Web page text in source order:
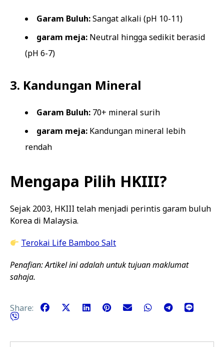
Garam Buluh:Sangat alkali (pH 10-11)
garam meja: Neutral hingga sedikit berasid
(pH 6-7)
3. Kandungan Mineral
Garam Buluh: 70+ mineral surih
garam meja: Kandungan mineral lebih
rendah
Mengapa Pilih HKIII?
Sejak 2003, HKIII telah menjadi perintis garam buluh
Korea di Malaysia.
Terokai Life Bamboo Salt
Penafian: Artikel ini adalah untuk tujuan maklumat
sahaja.
Share: